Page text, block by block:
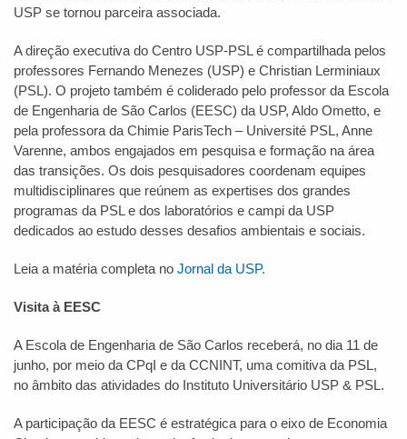
USP se tornou parceira associada.
A direção executiva do Centro USP-PSL é compartilhada pelos
professores Fernando Menezes (USP) e Christian Lerminiaux
(PSL). O projeto também é coliderado pelo professor da Escola
de Engenharia de São Carlos (EESC) da USP, Aldo Ometto, e
pela professora da Chimie ParisTech – Université PSL, Anne
Varenne, ambos engajados em pesquisa e formação na área
das transições. Os dois pesquisadores coordenam equipes
multidisciplinares que reúnem as expertises dos grandes
programas da PSL e dos laboratórios e campi da USP
dedicados ao estudo desses desafios ambientais e sociais.
Leia a matéria completa no Jornal da USP.
Visita à EESC
A Escola de Engenharia de São Carlos receberá, no dia 11 de
junho, por meio da CPqI e da CCNINT, uma comitiva da PSL,
no âmbito das atividades do Instituto Universitário USP & PSL.
A participação da EESC é estratégica para o eixo de Economia